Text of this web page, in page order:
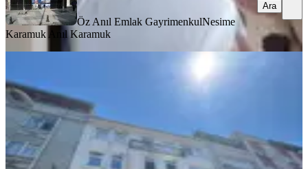
Öz Anıl Emlak GayrimenkulNesime
Karamuk Anıl Karamuk
Ara
Fatih Kocamustafapaşa 19 Yıllık
Binadan Eşyalı Daire
Fatih, Koca Mustafapaşa Mahallesi
1+1· 65 m²·3. Kat·03.08.2026
35.000 ₺